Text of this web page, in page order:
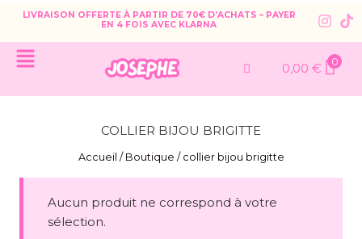
LIVRAISON OFFERTE À PARTIR DE 70€ D’ACHATS – PAYER
EN 4 FOIS AVEC KLARNA
0,00€ 0
COLLIER BIJOU BRIGITTE
Accueil / Boutique / collier bijou brigitte
Aucun produit ne correspond à votre
sélection.